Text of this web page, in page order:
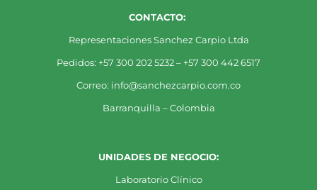
CONTACTO:
Representaciones Sanchez Carpio Ltda
Pedidos: +57 300 202 5232 – +57 300 442 6517
Correo: info@sanchezcarpio.com.co
Barranquilla – Colombia
UNIDADES DE NEGOCIO:
Laboratorio Clínico